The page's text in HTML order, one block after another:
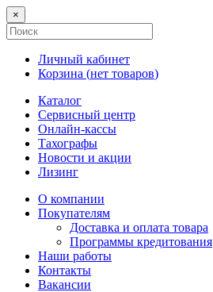
×
Личный кабинет
Корзина (нет товаров)
Каталог
Сервисный центр
Онлайн-кассы
Тахографы
Новости и акции
Лизинг
О компании
Покупателям
Доставка и оплата товара
Программы кредитования
Наши работы
Контакты
Вакансии